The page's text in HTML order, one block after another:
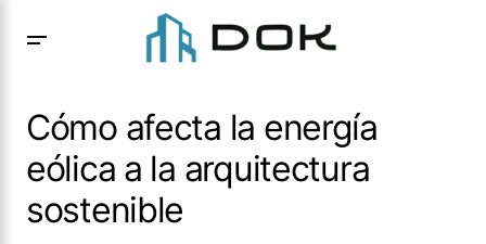
Cómo afecta la energía
eólica a la arquitectura
sostenible